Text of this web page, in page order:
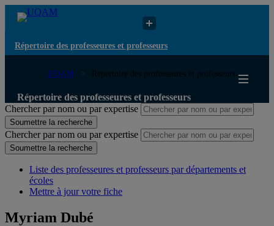
Répertoire des professeures et professeurs
UQAM Répertoire des professeures et professeurs
Répertoire des professeures et professeurs
Chercher par nom ou par expertise
Soumettre la recherche
Chercher par nom ou par expertise
Soumettre la recherche
Liste des professeures et professeurs par départements et
écoles
Mettre à jour votre fiche
Myriam Dubé